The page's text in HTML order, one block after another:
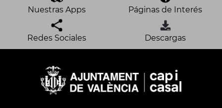
Nuestras Apps Páginas de Interés
Redes Sociales Descargas